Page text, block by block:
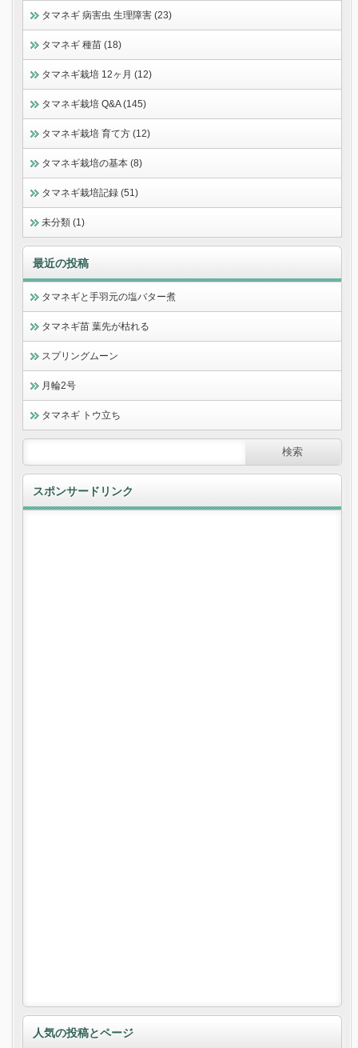
タマネギ 病害虫 生理障害 (23)
タマネギ 種苗 (18)
タマネギ栽培 12ヶ月 (12)
タマネギ栽培 Q&A (145)
タマネギ栽培 育て方 (12)
タマネギ栽培の基本 (8)
タマネギ栽培記録 (51)
未分類 (1)
最近の投稿
タマネギと手羽元の塩バター煮
タマネギ苗 葉先が枯れる
スプリングムーン
月輪2号
タマネギ トウ立ち
スポンサードリンク
人気の投稿とページ